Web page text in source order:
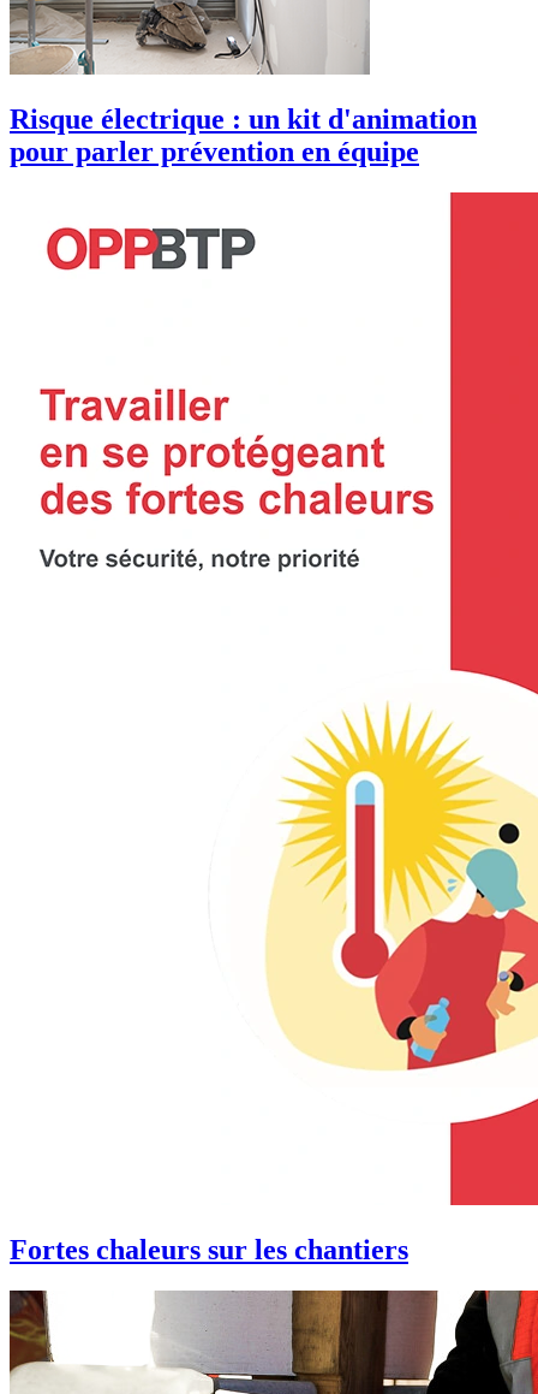
Risque électrique : un kit d'animation
pour parler prévention en équipe
Fortes chaleurs sur les chantiers